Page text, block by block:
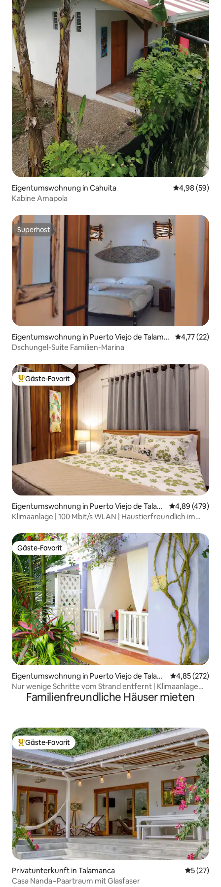
Eigentumswohnung in Cahuita
4,98 (59)
Kabine Amapola
Superhost
Superhost
Eigentumswohnung in Puerto Viejo de Talama
nca
4,77 (22)
Dschungel-Suite Familien-Marina
Beliebter Gäste-Favorit.
Gäste-Favorit
Eigentumswohnung in Puerto Viejo de Talam
anca
4,89 (479)
Klimaanlage | 100 Mbit/s WLAN | Haustierfreundlich im
Gäste-Favorit
Gäste-Favorit
Eigentumswohnung in Puerto Viejo de Talam
anca
4,85 (272)
Nur wenige Schritte vom Strand entfernt | Klimaanlage
und WLAN
Familienfreundliche Häuser mieten
Beliebter Gäste-Favorit.
Gäste-Favorit
Privatunterkunft in Talamanca
5 (27)
Casa Nanda~Paartraum mit Glasfaser